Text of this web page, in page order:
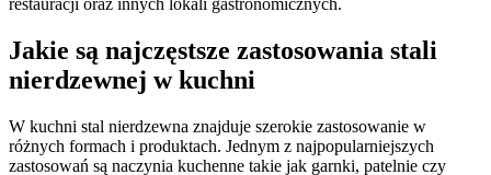
restauracji oraz innych lokali gastronomicznych.
Jakie są najczęstsze zastosowania stali
nierdzewnej w kuchni
W kuchni stal nierdzewna znajduje szerokie zastosowanie w
różnych formach i produktach. Jednym z najpopularniejszych
zastosowań są naczynia kuchenne takie jak garnki, patelnie czy